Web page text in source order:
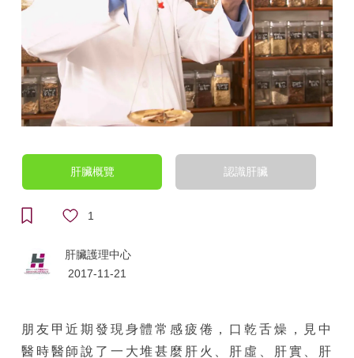
肝臟概覽 認識肝臟
1
肝臟護理中心
2017-11-21
朋友甲近期發現身體常感疲倦，口乾舌燥，見中
醫時醫師說了一大堆甚麼肝火、肝虛、肝實、肝